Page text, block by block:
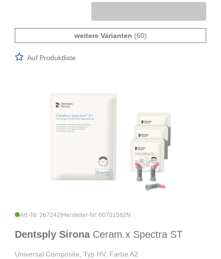
weitere Varianten (60)
Auf Produktliste
Art.-Nr. 267242 Hersteller-Nr. 60701582N
Dentsply Sirona Ceram.x Spectra ST
Universal Composite, Typ HV, Farbe A2